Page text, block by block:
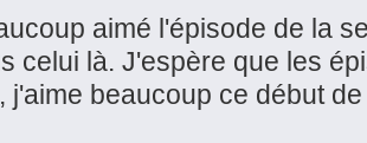
aimé l'épisode de la
celui là. J'espère que les
j'aime beaucoup ce début